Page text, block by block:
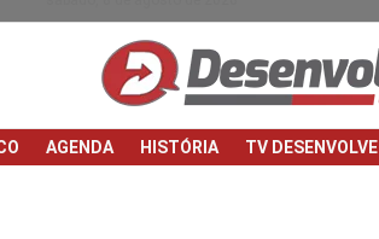
AGENDA HISTÓRIA TV DESENVOLVE